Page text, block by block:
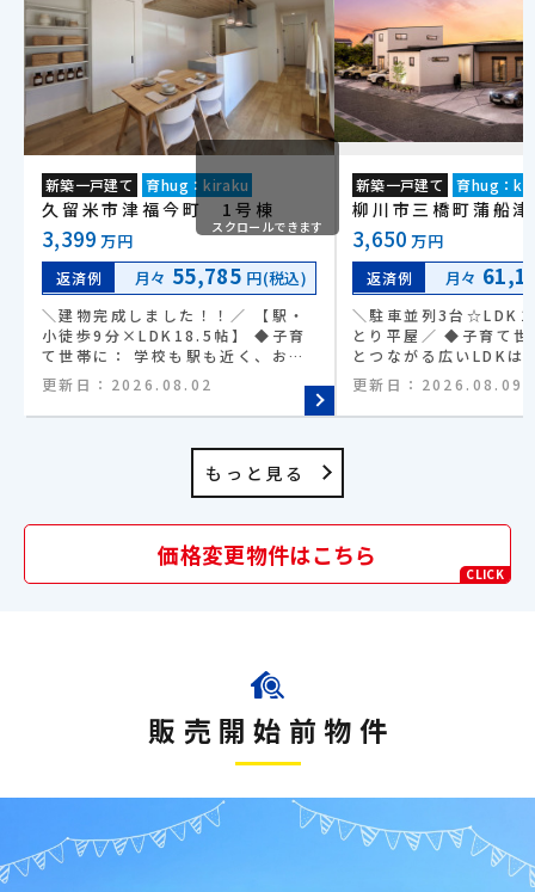
新築一戸建て 育hug：kiraku
久留米市津福今町 1号棟
3,399 万円
返済例 月々 55,785 円(税込)
＼建物完成しました！！／ 【駅・
小徒歩9分×LDK18.5帖】 ◆子育
て世帯に： 学校も駅も近く、お子
様の成長を長く見守れる安心の環境
◆広々リビング： 18.5帖の大空間
は、家具を置いてもゆとりたっぷ
のパントリーで、料理の段取りがぐ
んとスムーズに ◆最大3台駐車：
前面道路との出入りも楽々。毎日の
未来の暮らしがここから始まります
更新日： 2026.08.02
新築一戸建て 育hug：
柳川市三橋町蒲船
3,650 万円
返済例 月々
＼駐車並列3台☆LDK
とり平屋／ ◆子育て世
とつながる広いLDKは
りやすい空間♪ ◆毎日
に：水回りが直線に並
動線で移動もスムー
らしやすさ◎ ◆静かで
境を求める方に：前面
更新日： 2026.08.09
スクロールできます
もっと見る
価格変更物件はこちら
CLICK
販売開始前物件